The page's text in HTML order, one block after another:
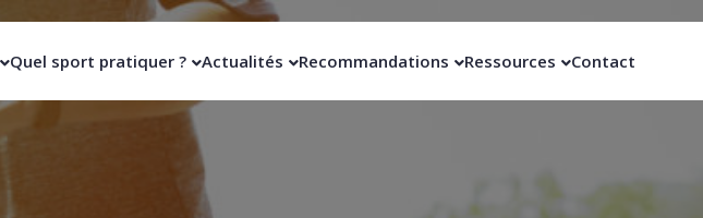
Quel sport pratiquer ? Actualités Recommandations Ressources Contact